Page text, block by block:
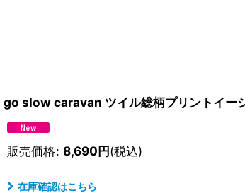
go slow caravan ツイル総柄プリントイ
販売価格: 8,690円(税込)
在庫確認はこちら